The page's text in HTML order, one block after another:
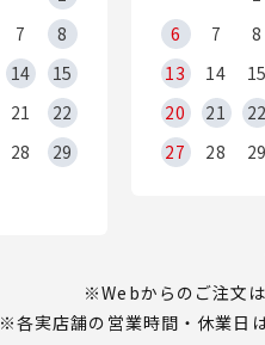
7
8
14
15
21
22
28
29
6
7 8
13
14 15
20
21 22
27
28 29
※Webからのご注文
※各実店舗の営業時間・休業日